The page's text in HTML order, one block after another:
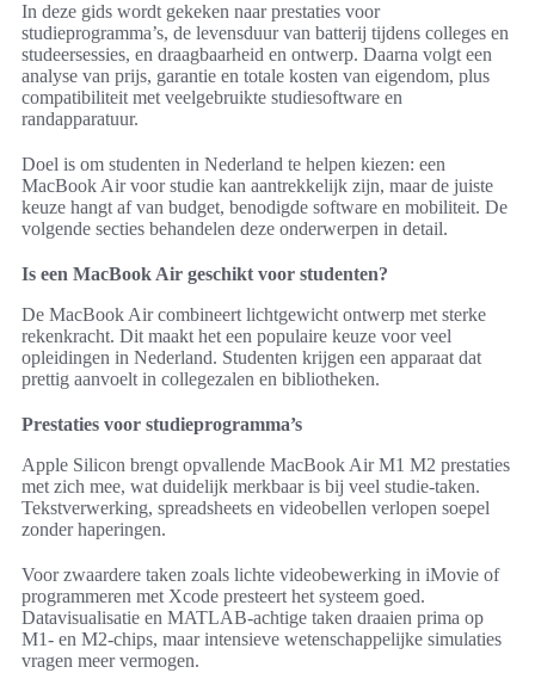
In deze gids wordt gekeken naar prestaties voor
studieprogramma’s, de levensduur van batterij tijdens colleges en
studeersessies, en draagbaarheid en ontwerp. Daarna volgt een
analyse van prijs, garantie en totale kosten van eigendom, plus
compatibiliteit met veelgebruikte studiesoftware en
randapparatuur.
Doel is om studenten in Nederland te helpen kiezen: een
MacBook Air voor studie kan aantrekkelijk zijn, maar de juiste
keuze hangt af van budget, benodigde software en mobiliteit. De
volgende secties behandelen deze onderwerpen in detail.
Is een MacBook Air geschikt voor studenten?
De MacBook Air combineert lichtgewicht ontwerp met sterke
rekenkracht. Dit maakt het een populaire keuze voor veel
opleidingen in Nederland. Studenten krijgen een apparaat dat
prettig aanvoelt in collegezalen en bibliotheken.
Prestaties voor studieprogramma’s
Apple Silicon brengt opvallende MacBook Air M1 M2 prestaties
met zich mee, wat duidelijk merkbaar is bij veel studie-taken.
Tekstverwerking, spreadsheets en videobellen verlopen soepel
zonder haperingen.
Voor zwaardere taken zoals lichte videobewerking in iMovie of
programmeren met Xcode presteert het systeem goed.
Datavisualisatie en MATLAB-achtige taken draaien prima op
M1- en M2-chips, maar intensieve wetenschappelijke simulaties
vragen meer vermogen.